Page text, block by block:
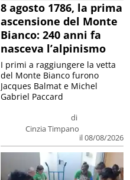
8 agosto 1786, la prima
ascensione del Monte
Bianco: 240 anni fa
nasceva l’alpinismo
di
Cinzia Timpano
il 08/08/2026
I primi a raggiungere la vetta
del Monte Bianco furono
Jacques Balmat e Michel
Gabriel Paccard